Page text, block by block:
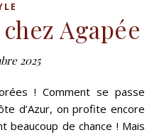
Agapée
2025
d’Azur, on profite encore
beaucoup de chance ! Mais